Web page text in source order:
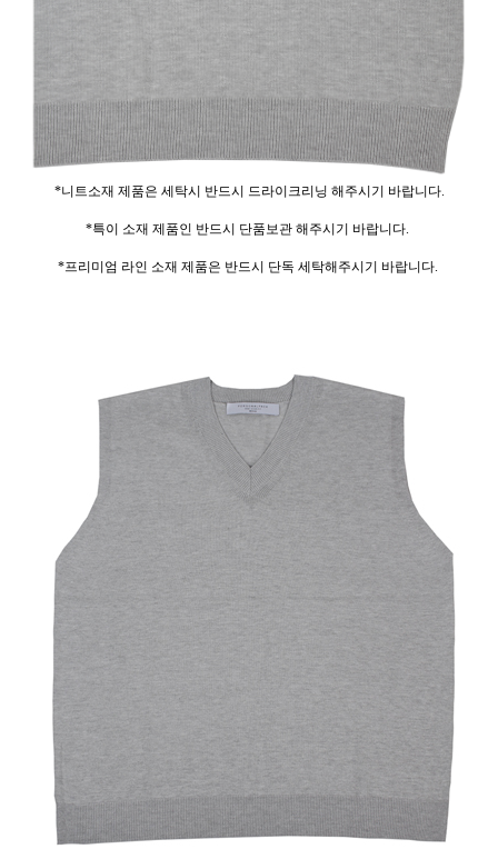
*니트소재 제품은 세탁시 반드시 드라이크리닝 해주시기 바랍니다.
*특이 소재 제품인 반드시 단품보관 해주시기 바랍니다.
*프리미엄 라인 소재 제품은 반드시 단독 세탁해주시기 바랍니다.